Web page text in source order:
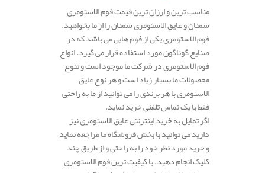
مناسب ترین و ارزان ترین قیمت فوم الاستومری
سمنان و عایق الاستومری سمنان را از ما بخواهید.
فوم الاستومری یکی از فوم هایی می باشد که در
صنایع گوناگون مورد استفاده قرار می گیرد. انواع
فوم الاستومری در شرکت ما موجود است و تنوع
محصولات ما بسیار زیاد است و هر نوع عایق
الاستومری با هر برندی را می توانید از ما به راحتی
فقط با یک تماس تلفنی خرید نماید.
اگر تمایل به خرید اینترنتی عایق الاستومری نیز
دارید می توانید با بخش فروشگاه ما مراجعه نماید
و خرید مورد نظر خود را به راحتی و از طریق چند
کلیک انجام دهید. با کیفیت ترین فوم الاستومری